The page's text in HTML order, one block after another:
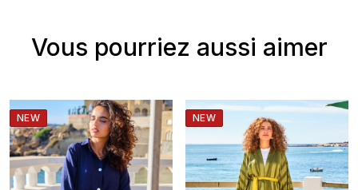
Vous pourriez aussi aimer
NEW NEW